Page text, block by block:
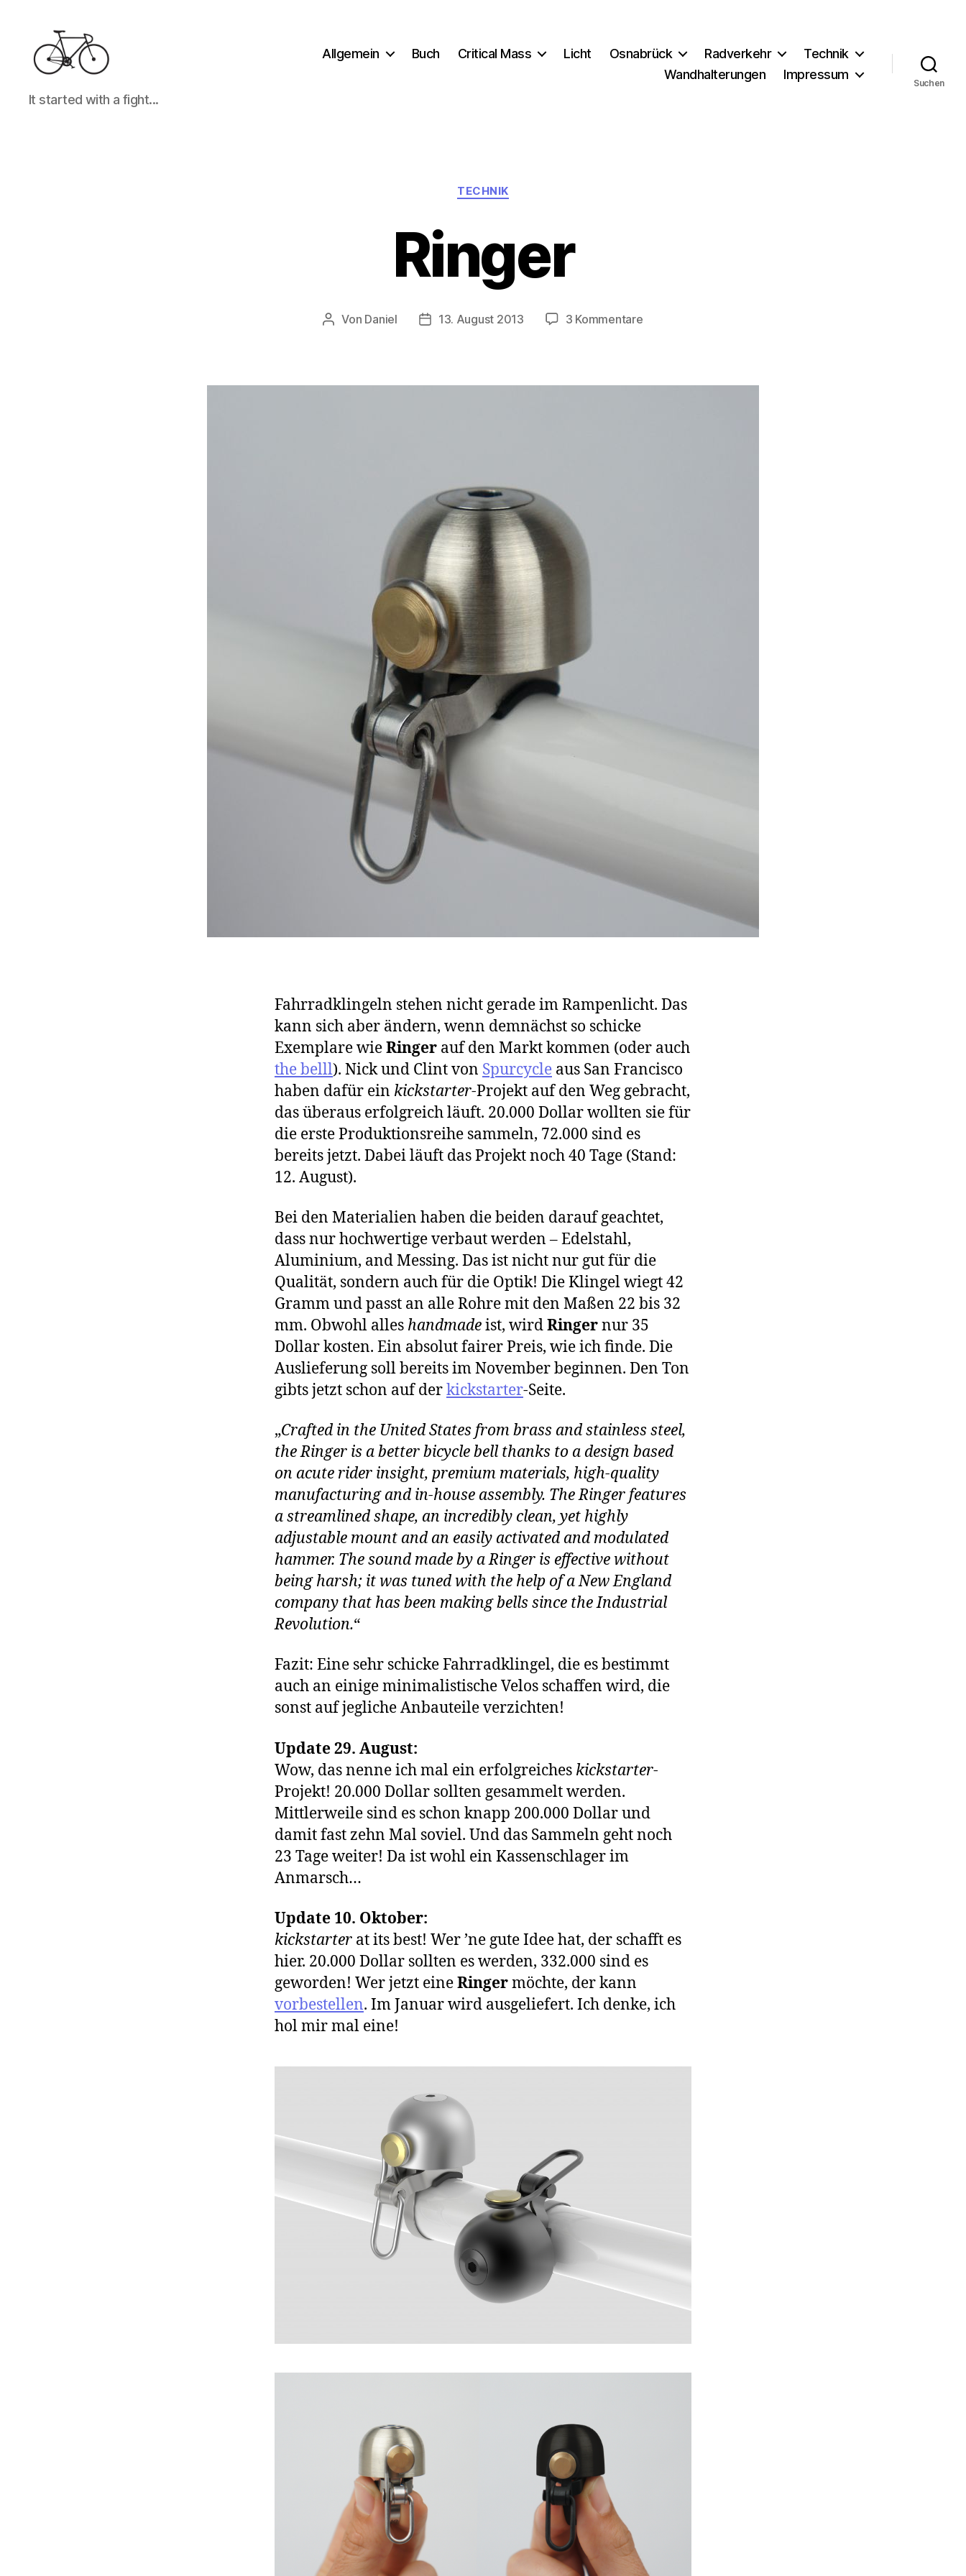
It
started
It started with a fight...
Allgemein Buch Critical Mass Licht Osnabrück Radverkehr
Technik
Wandhalterungen
Impressum
Suchen
Kategorien
TECHNIK
Ringer
Beitragsautor
Von Daniel Beitragsdatum
13. August 2013 3 Kommentarezu
Fahrradklingeln stehen nicht gerade im Rampenlicht. Das
kann sich aber ändern, wenn demnächst so schicke
Exemplare wieRinger auf den Markt kommen (oder auch
the belll). Nick und Clint von Spurcycle aus San Francisco
haben dafür ein kickstarter-Projekt auf den Weg gebracht,
das überaus erfolgreich läuft. 20.000 Dollar wollten sie für
die erste Produktionsreihe sammeln, 72.000 sind es
bereits jetzt. Dabei läuft das Projekt noch 40 Tage (Stand:
12. August).
Bei den Materialien haben die beiden darauf geachtet,
dass nur hochwertige verbaut werden – Edelstahl,
Aluminium, and Messing. Das ist nicht nur gut für die
Qualität, sondern auch für die Optik! Die Klingel wiegt 42
Gramm und passt an alle Rohre mit den Maßen 22 bis 32
mm. Obwohl alles handmadeist, wirdRingernur 35
Dollar kosten. Ein absolut fairer Preis, wie ich finde. Die
Auslieferung soll bereits im November beginnen. Den Ton
gibts jetzt schon auf derkickstarter-Seite.
„Crafted in the United States from brass and stainless steel,
the Ringer is a better bicycle bell thanks to a design based
on acute rider insight, premium materials, high-quality
manufacturing and in-house assembly. The Ringer features
a streamlined shape, an incredibly clean, yet highly
adjustable mount and an easily activated and modulated
hammer. The sound made by a Ringer is effective without
being harsh; it was tuned with the help of a New England
company that has been making bells since the Industrial
Revolution.“
Fazit: Eine sehr schicke Fahrradklingel, die es bestimmt
auch an einige minimalistische Velos schaffen wird, die
sonst auf jegliche Anbauteile verzichten!
Update 29. August:
Wow, das nenne ich mal ein erfolgreiches kickstarter-
Projekt! 20.000 Dollar sollten gesammelt werden.
Mittlerweile sind es schon knapp 200.000 Dollar und
damit fast zehn Mal soviel. Und das Sammeln geht noch
23 Tage weiter! Da ist wohl ein Kassenschlager im
Anmarsch…
Update 10. Oktober:
kickstarter at its best! Wer ’ne gute Idee hat, der schafft es
hier. 20.000 Dollar sollten es werden, 332.000 sind es
geworden! Wer jetzt eineRingermöchte, der kann
vorbestellen. Im Januar wird ausgeliefert. Ich denke, ich
hol mir mal eine!